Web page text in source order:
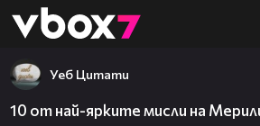
👾
Уеб Цитати
10 от най-ярките мисли на